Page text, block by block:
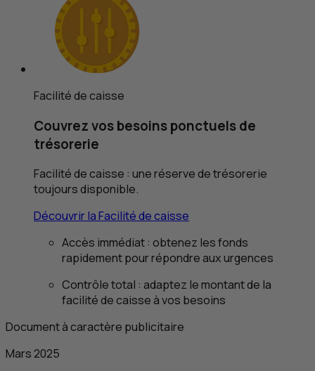
Facilité de caisse
Couvrez vos besoins ponctuels de
trésorerie
Facilité de caisse : une réserve de trésorerie
toujours disponible.
Découvrir la Facilité de caisse
Accès immédiat : obtenez les fonds
rapidement pour répondre aux urgences
Contrôle total : adaptez le montant de la
facilité de caisse à vos besoins
Document à caractère publicitaire
Mars 2025